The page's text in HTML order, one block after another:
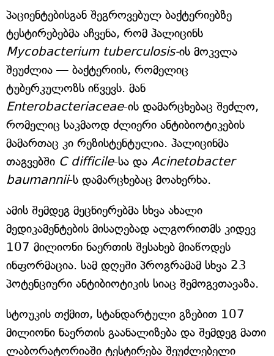
პაციენტებისგან შეგროვებულ ბაქტერიებზე
ტესტირებებმა აჩვენა, რომ ჰალიცინს
Mycobacterium tuberculosis-ის მოკვლა
შეუძლია — ბაქტერიის, რომელიც
ტუბერკულოზს იწვევს. მან
Enterobacteriaceae-ის დამარცხებაც შეძლო,
რომელიც საკმაოდ ძლიერი ანტიბიოტიკების
მამართაც კი რეზისტენტულია. ჰალიცინმა
თაგვებში C difficile-სა და Acinetobacter
baumannii-ს დამარცხებაც მოახერხა.
ამის შემდეგ მეცნიერებმა სხვა ახალი
მედიკამენტების მისაღებად ალგორითმს კიდევ
107 მილიონი ნაერთის შესახებ მიაწოდეს
ინფორმაცია. სამ დღეში პროგრამამ სხვა 23
პოტენციური ანტიბიოტიკის სიაც შემოგვთავაზა.
სტოუკის თქმით, სტანდარტული გზებით 107
მილიონი ნაერთის გაანალიზება და შემდეგ მათი
ლაბორატორიაში ტესტირება შეუძლებელი